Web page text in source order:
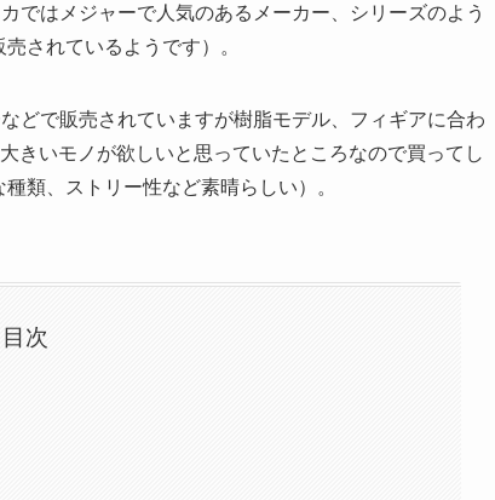
ではメジャーで人気のあるメーカー、シリーズのよう
されているようです）。
どで販売されていますが樹脂モデル、フィギアに合わ
きいモノが欲しいと思っていたところなので買ってし
類、ストリー性など素晴らしい）。
目次